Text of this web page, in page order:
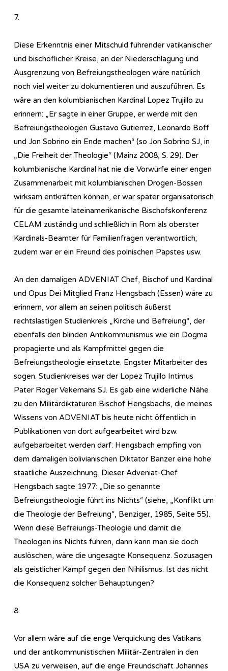
7.
Diese Erkenntnis einer Mitschuld führender vatikanischer
und bischöflicher Kreise, an der Niederschlagung und
Ausgrenzung von Befreiungstheologen wäre natürlich
noch viel weiter zu dokumentieren und auszuführen. Es
wäre an den kolumbianischen Kardinal Lopez Trujillo zu
erinnern: „Er sagte in einer Gruppe, er werde mit den
Befreiungstheologen Gustavo Gutierrez, Leonardo Boff
und Jon Sobrino ein Ende machen“ (so Jon Sobrino SJ, in
„Die Freiheit der Theologie“ (Mainz 2008, S. 29). Der
kolumbianische Kardinal hat nie die Vorwürfe einer engen
Zusammenarbeit mit kolumbianischen Drogen-Bossen
wirksam entkräften können, er war später organisatorisch
für die gesamte lateinamerikanische Bischofskonferenz
CELAM zuständig und schließlich in Rom als oberster
Kardinals-Beamter für Familienfragen verantwortlich;
zudem war er ein Freund des polnischen Papstes usw.
An den damaligen ADVENIAT Chef, Bischof und Kardinal
und Opus Dei Mitglied Franz Hengsbach (Essen) wäre zu
erinnern, vor allem an seinen politisch äußerst
rechtslastigen Studienkreis „Kirche und Befreiung“, der
ebenfalls den blinden Antikommunismus wie ein Dogma
propagierte und als Kampfmittel gegen die
Befreiungstheologie einsetzte. Engster Mitarbeiter des
sogen. Studienkreises war der Lopez Trujillo Intimus
Pater Roger Vekemans SJ. Es gab eine widerliche Nähe
zu den Militärdiktaturen Bischof Hengsbachs, die meines
Wissens von ADVENIAT bis heute nicht öffentlich in
Publikationen von dort aufgearbeitet wird bzw.
aufgebarbeitet werden darf: Hengsbach empfing von
dem damaligen bolivianischen Diktator Banzer eine hohe
staatliche Auszeichnung. Dieser Adveniat-Chef
Hengsbach sagte 1977: „Die so genannte
Befreiungstheologie führt ins Nichts“ (siehe, „Konflikt um
die Theologie der Befreiung“, Benziger, 1985, Seite 55).
Wenn diese Befreiungs-Theologie und damit die
Theologen ins Nichts führen, dann kann man sie doch
auslöschen, wäre die ungesagte Konsequenz. Sozusagen
als geistlicher Kampf gegen den Nihilismus. Ist das nicht
die Konsequenz solcher Behauptungen?
8.
Vor allem wäre auf die enge Verquickung des Vatikans
und der antikommunistischen Militär-Zentralen in den
USA zu verweisen, auf die enge Freundschaft Johannes